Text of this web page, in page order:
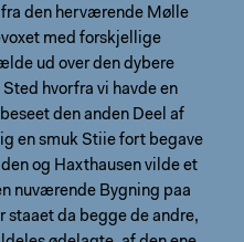
fra den herværende Mølle
med forskjellige
ud over den dybere
hvorfra vi havde en
den anden Deel af
en smuk Stiie fort begave
og Haxthausen vilde et
nuværende Bygning paa
staaet da begge de andre,